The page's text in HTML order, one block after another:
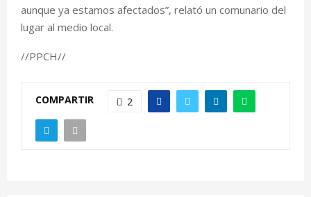
aunque ya estamos afectados”, relató un comunario del
lugar al medio local.
//PPCH//
COMPARTIR 2